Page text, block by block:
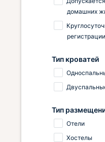
домашних
регистрации
Тип кроватей
Тип
Отели
Хостелы